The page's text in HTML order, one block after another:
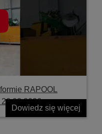
RAPOOL
Dowiedz się więcej